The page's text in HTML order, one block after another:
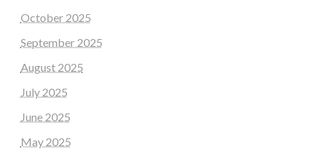
October 2025
September 2025
August 2025
July 2025
June 2025
May 2025